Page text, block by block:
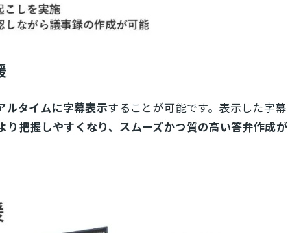
ルタイムに字幕表示することが可能です。表示した字幕
り把握しやすくなり、スムーズかつ質の高い答弁作成が